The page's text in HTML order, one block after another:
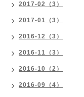
2017-02（3）
2017-01（3）
2016-12（3）
2016-11（3）
2016-10（2）
2016-09（4）